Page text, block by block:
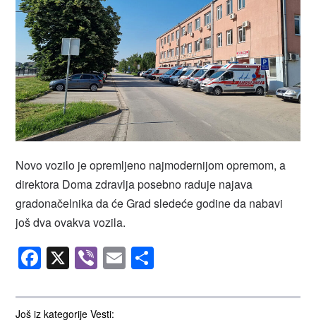
Još iz kategorije Vesti:
Novo vozilo je opremljeno najmodernijom opremom, a
direktora Doma zdravlja posebno raduje najava
gradonačelnika da će Grad sledeće godine da nabavi
još dva ovakva vozila.
Facebook
X Viber
Email